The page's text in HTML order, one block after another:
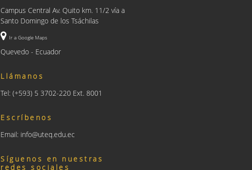
Campus Central Av. Quito km. 11/2 vía a
Santo Domingo de los Tsáchilas
Ir a Google Maps
Quevedo - Ecuador
Llámanos
Tel: (+593) 5 3702-220 Ext. 8001
Escríbenos
Email: info@uteq.edu.ec
Síguenos en nuestras
redes sociales